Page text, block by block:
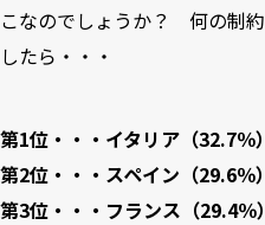
こなのでしょうか？ 何の制
したら・・・
第1位・・・イタリア（32.7％）
第2位・・・スペイン（29.6％）
第3位・・・フランス（29.4％）